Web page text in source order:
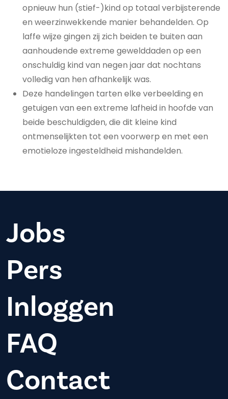
opnieuw hun (stief-)kind op totaal verbijsterende
en weerzinwekkende manier behandelden. Op
laffe wijze gingen zij zich beiden te buiten aan
aanhoudende extreme gewelddaden op een
onschuldig kind van negen jaar dat nochtans
volledig van hen afhankelijk was.
Deze handelingen tarten elke verbeelding en
getuigen van een extreme lafheid in hoofde van
beide beschuldigden, die dit kleine kind
ontmenselijkten tot een voorwerp en met een
emotieloze ingesteldheid mishandelden.
Jobs
Pers
Inloggen
FAQ
Contact